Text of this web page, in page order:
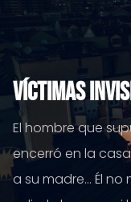
Víctimas
El hombre que
encerró en la
a su madre… Él